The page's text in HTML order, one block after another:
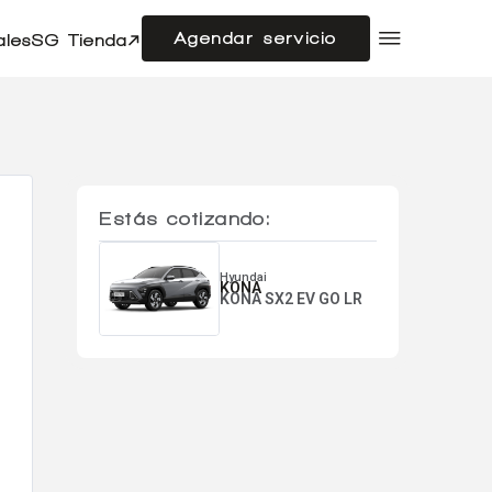
SG Tienda Agendar servicio
Centro de ayuda
Estás cotizando:
Hyundai
KONA
KONA SX2 EV GO LR